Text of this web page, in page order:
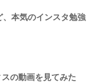
本気のインスタ勉強
の動画を見てみた